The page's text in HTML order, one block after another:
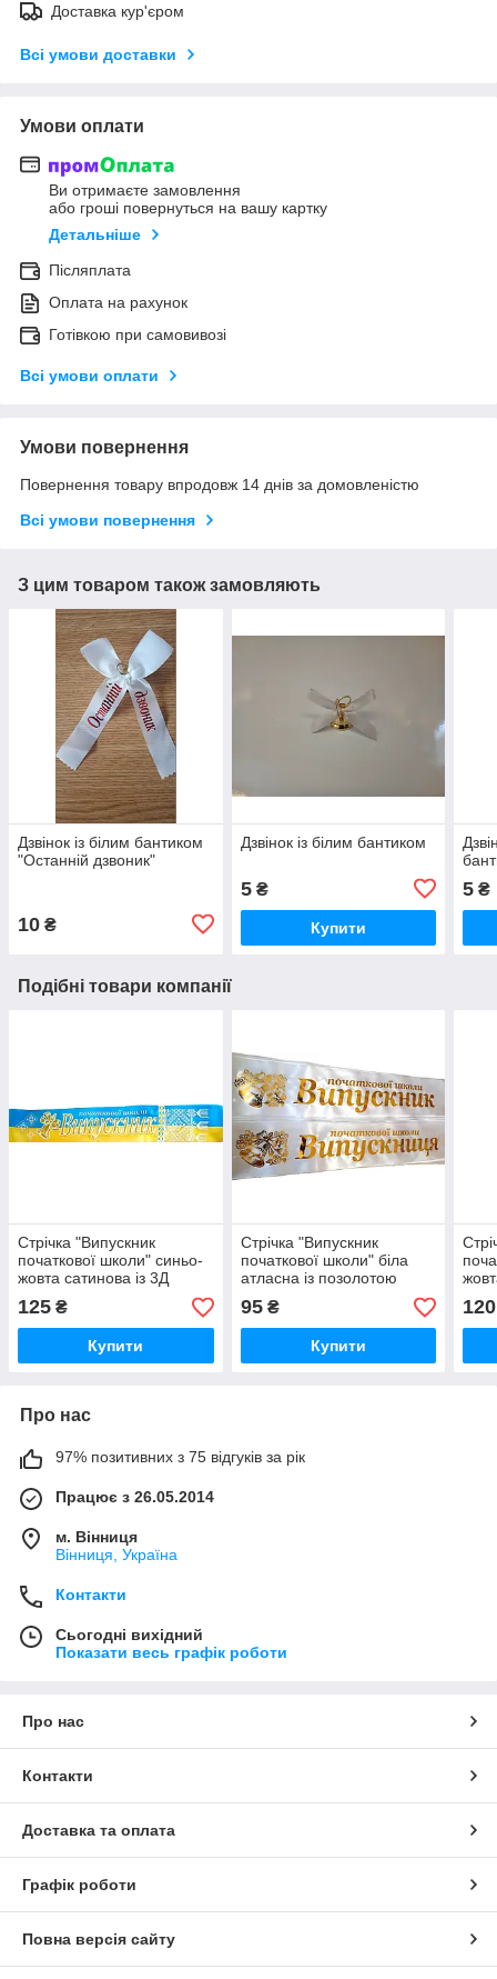
Доставка кур'єром
Всі умови доставки
Умови оплати
Ви отримаєте замовлення
або гроші повернуться на вашу картку
Детальніше
Післяплата
Оплата на рахунок
Готівкою при самовивозі
Всі умови оплати
Умови повернення
Повернення товару впродовж 14 днів за домовленістю
Всі умови повернення
З цим товаром також замовляють
Дзвінок із білим бантиком
"Останній дзвоник"
10 ₴
Дзвінок із білим бантиком
5₴
Купити
5 ₴
Подібні товари компанії
Стрічка "Випускник
початкової школи" синьо-
жовта сатинова із 3Д
написом та золотим
глітером.
125 ₴
Купити
Стрічка "Випускник
початкової школи" біла
атласна із позолотою
95₴
Купити
120
Про нас
97% позитивних з 75 відгуків за рік
Працює з 26.05.2014
м. Вінниця
Вінниця, Україна
Контакти
Сьогодні вихідний
Показати весь графік роботи
Про нас
Контакти
Доставка та оплата
Графік роботи
Повна версія сайту